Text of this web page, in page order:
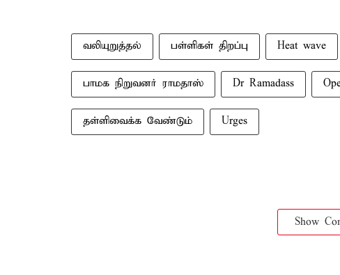
வலியுறுத்தல் பள்ளிகள் திறப்பு Heat wave
பாமக நிறுவனர் ராமதாஸ் Dr Ramadass
தள்ளிவைக்க வேண்டும் Urges
Show